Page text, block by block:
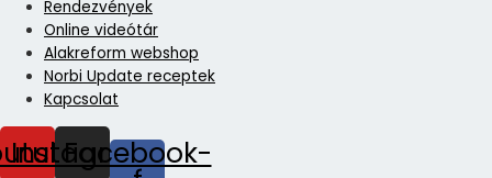
Rendezvények
Online videótár
Alakreform webshop
Norbi Update receptek
Kapcsolat
Instagram
Facebook-